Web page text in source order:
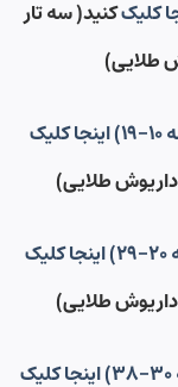
کلیککنید( سه تار
طلایی)
داریوش طلایی)
داریوش طلایی)